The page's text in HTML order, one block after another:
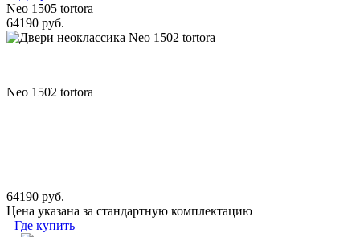
Neo 1505 tortora
64190 руб.
Neo 1502 tortora
64190 руб.
Цена указана за стандартную комплектацию
Где купить